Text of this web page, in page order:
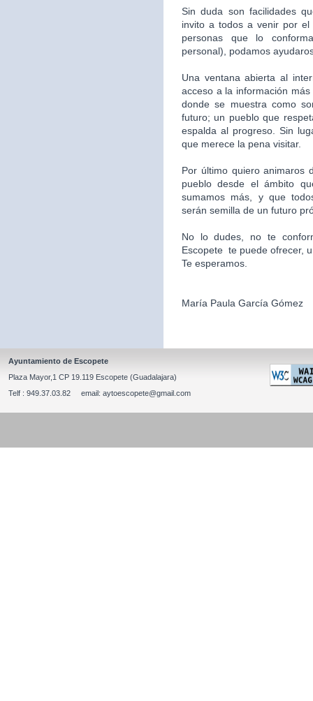
Sin duda son facilidades
invito a todos a venir por
personas que lo
personal), podamos
Una ventana abierta al
acceso a la información
donde se muestra como
futuro; un pueblo que
espalda al progreso. Sin
que merece la pena visitar.
Por último quiero animaros
pueblo desde el ámbito
sumamos más, y que
serán semilla de un futuro
No lo dudes, no te
Escopete te puede ofrecer,
Te esperamos.
María Paula García Gómez
Ayuntamiento de Escopete
Plaza Mayor,1 CP 19.119 Escopete (Guadalajara)
Telf : 949.37.03.82 email: aytoescopete@gmail.com